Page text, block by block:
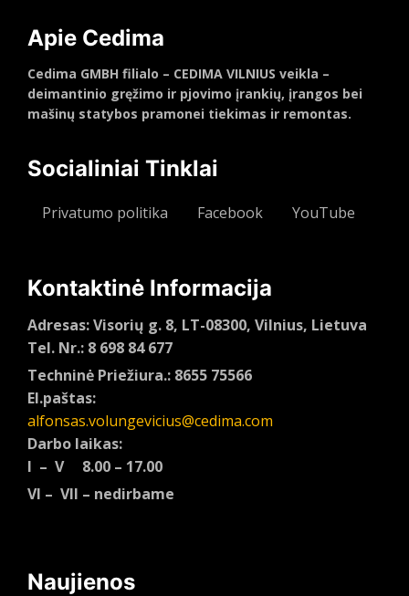
Apie Cedima
Cedima GMBH filialo – CEDIMA VILNIUS veikla –
deimantinio gręžimo ir pjovimo įrankių, įrangos bei
mašinų statybos pramonei tiekimas ir remontas.
Socialiniai Tinklai
Privatumo politika Facebook YouTube
Kontaktinė Informacija
Adresas: Visorių g. 8, LT-08300, Vilnius, Lietuva
Tel. Nr.: 8 698 84 677
Techninė Priežiura.: 8655 75566
El.paštas:
alfonsas.volungevicius@cedima.com
Darbo laikas:
I – V 8.00 – 17.00
VI – VII – nedirbame
Naujienos